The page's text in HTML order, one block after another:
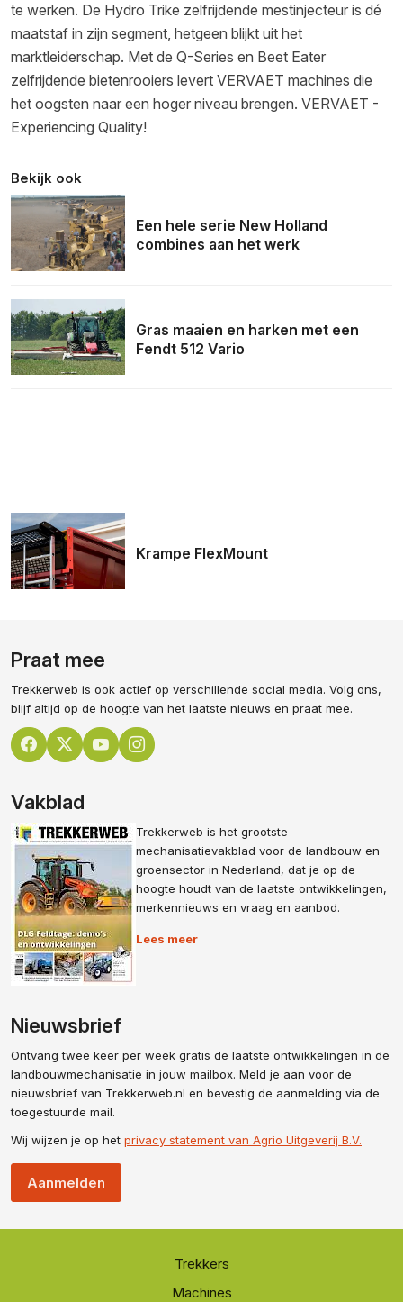
te werken. De Hydro Trike zelfrijdende mestinjecteur is dé
maatstaf in zijn segment, hetgeen blijkt uit het
marktleiderschap. Met de Q-Series en Beet Eater
zelfrijdende bietenrooiers levert VERVAET machines die
het oogsten naar een hoger niveau brengen. VERVAET -
Experiencing Quality!
Bekijk ook
Een hele serie New Holland
combines aan het werk
Gras maaien en harken met een
Fendt 512 Vario
Krampe FlexMount
Praat mee
Trekkerweb is ook actief op verschillende social media. Volg ons,
blijf altijd op de hoogte van het laatste nieuws en praat mee.
Vakblad
Trekkerweb is het grootste
mechanisatievakblad voor de landbouw en
groensector in Nederland, dat je op de
hoogte houdt van de laatste ontwikkelingen,
merkennieuws en vraag en aanbod.
Lees meer
Nieuwsbrief
Ontvang twee keer per week gratis de laatste ontwikkelingen in de
landbouwmechanisatie in jouw mailbox. Meld je aan voor de
nieuwsbrief van Trekkerweb.nl en bevestig de aanmelding via de
toegestuurde mail.
Wij wijzen je op het privacy statement van Agrio Uitgeverij B.V.
Aanmelden
Trekkers
Machines